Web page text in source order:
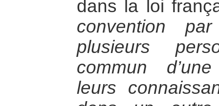
dans la loi
convention
plusieurs
commun
leurs